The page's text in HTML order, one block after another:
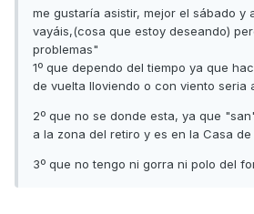
me gustaría asistir, mejor el sábado y
vayáis,(cosa que estoy deseando)
problemas"
1º que dependo del tiempo ya que
de vuelta lloviendo o con viento seria
2º que no se donde esta, ya que
a la zona del retiro y es en la Casa de
3º que no tengo ni gorra ni polo del